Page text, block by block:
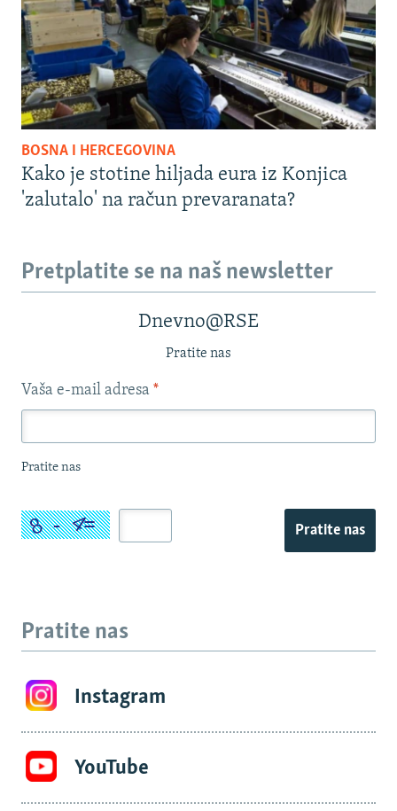
BOSNA I HERCEGOVINA
Kako je stotine hiljada eura iz Konjica
'zalutalo' na račun prevaranata?
Pretplatite se na naš newsletter
Dnevno@RSE
Pratite nas
Vaša e-mail adresa *
Pratite nas
Pratite nas
Pratite nas
Instagram
YouTube